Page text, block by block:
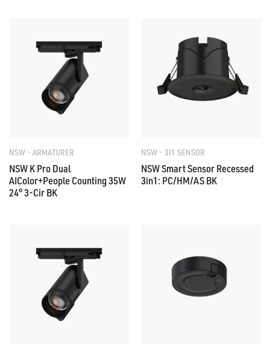
NSW - ARMATURER
NSW K Pro Dual
AIColor+People Counting 35W
24° 3-Cir BK
NSW - 3I1 SENSOR
NSW Smart Sensor Recessed
3in1: PC/HM/AS BK